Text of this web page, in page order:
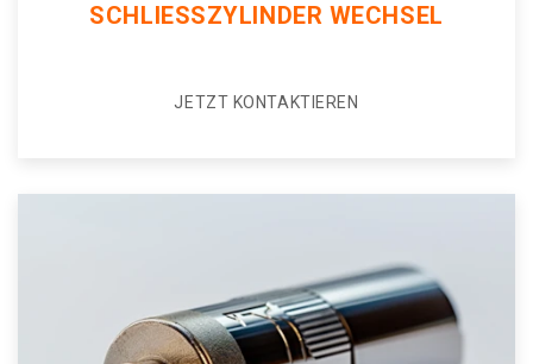
SCHLIESSZYLINDER WECHSEL
JETZT KONTAKTIEREN